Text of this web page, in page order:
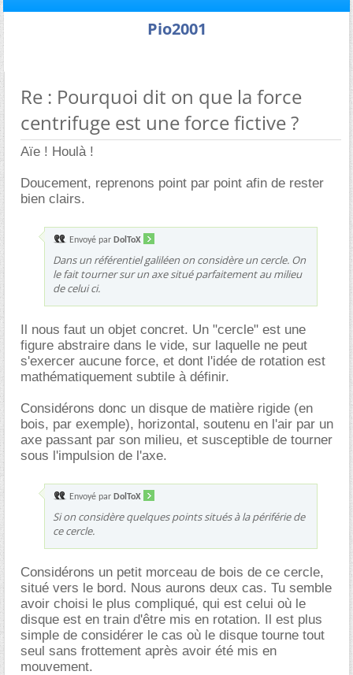
Pio2001
Re : Pourquoi dit on que la force
centrifuge est une force fictive ?
Aïe ! Houlà !
Doucement, reprenons point par point afin de rester
bien clairs.
Envoyé par DolToX
Dans un référentiel galiléen on considère un cercle. On
le fait tourner sur un axe situé parfaitement au milieu
de celui ci.
Il nous faut un objet concret. Un "cercle" est une
figure abstraire dans le vide, sur laquelle ne peut
s'exercer aucune force, et dont l'idée de rotation est
mathématiquement subtile à définir.
Considérons donc un disque de matière rigide (en
bois, par exemple), horizontal, soutenu en l'air par un
axe passant par son milieu, et susceptible de tourner
sous l'impulsion de l'axe.
Envoyé par DolToX
Si on considère quelques points situés à la périférie de
ce cercle.
Considérons un petit morceau de bois de ce cercle,
situé vers le bord. Nous aurons deux cas. Tu semble
avoir choisi le plus compliqué, qui est celui où le
disque est en train d'être mis en rotation. Il est plus
simple de considérer le cas où le disque tourne tout
seul sans frottement après avoir été mis en
mouvement.